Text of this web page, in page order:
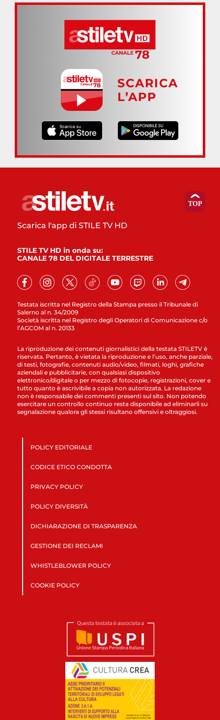
SCARICA
L’APP
Testata iscritta nel Registro della Stampa presso il Tribunale di
Salerno al n. 34/2009
Società iscritta nel Registro degli Operatori di Comunicazione c/o
l’AGCOM al n. 20133
Scarica l'app di STILE TV HD
STILE TV HD in onda su:
CANALE 78 DEL DIGITALE TERRESTRE
La riproduzione dei contenuti giornalistici della testata STILETV è
riservata. Pertanto, è vietata la riproduzione e l’uso, anche parziale,
di testi, fotografie, contenuti audio/video, filmati, loghi, grafiche
aziendali e pubblicitarie, con qualsiasi dispositivo
elettronico/digitale o per mezzo di fotocopie, registrazioni, cover e
tutto quanto è ascrivibile a copia non autorizzata. La redazione
non è responsabile dei commenti presenti sul sito. Non potendo
esercitare un controllo continuo resta disponibile ad eliminarli su
segnalazione qualora gli stessi risultano offensivi e oltraggiosi.
POLICY EDITORIALE
CODICE ETICO CONDOTTA
PRIVACY POLICY
POLICY DIVERSITÀ
DICHIARAZIONE DI TRASPARENZA
GESTIONE DEI RECLAMI
WHISTLEBLOWER POLICY
COOKIE POLICY